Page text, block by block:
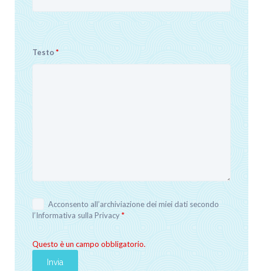
Testo*
Acconsento all’archiviazione dei miei dati secondo
l’Informativa sulla Privacy*
Questo è un campo obbligatorio.